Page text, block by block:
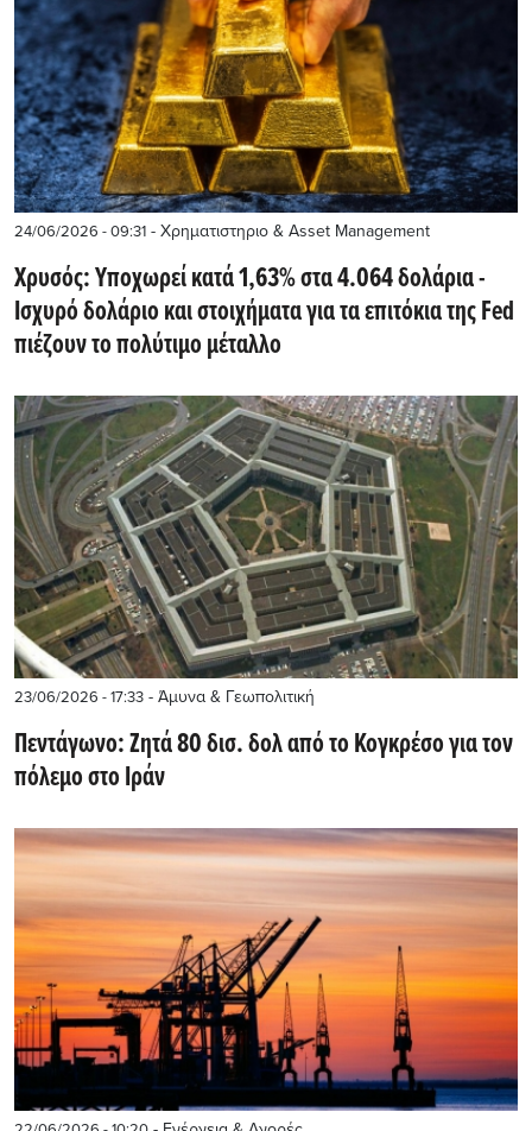
24/06/2026 - 09:31 - Χρηματιστηριο & Asset Management
Χρυσός: Υποχωρεί κατά 1,63% στα 4.064 δολάρια -
Ισχυρό δολάριο και στοιχήματα για τα επιτόκια της Fed
πιέζουν το πολύτιμο μέταλλο
23/06/2026 - 17:33 - Άμυνα & Γεωπολιτική
Πεντάγωνο: Ζητά 80 δισ. δολ από το Κογκρέσο για τον
πόλεμο στο Ιράν